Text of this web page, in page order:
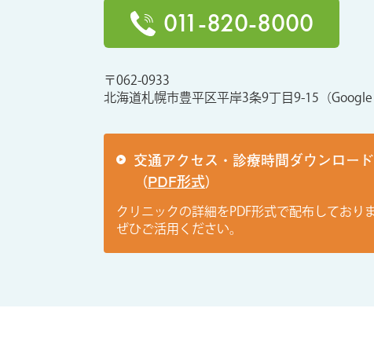
011-820-8000
〒062-0933
北海道札幌市豊平区平岸3条9丁目9-15 （
交通アクセス・診療時間ダウンロード
（PDF形式）
クリニックの詳細をPDF形式で配布しておりま
ぜひご活用ください。